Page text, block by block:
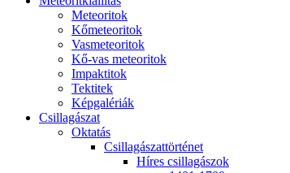
Me­te­o­ri­tok
Kő­me­te­o­ri­tok
Vas­me­te­o­ri­tok
Kő-vas me­te­o­ri­tok
Imp­ak­ti­tok
Tek­ti­tek
Kép­ga­lé­ri­ák
Csil­la­gá­szat
Ok­ta­tás
Csil­la­gá­szat­tör­té­net
Hí­res csil­la­gá­szok